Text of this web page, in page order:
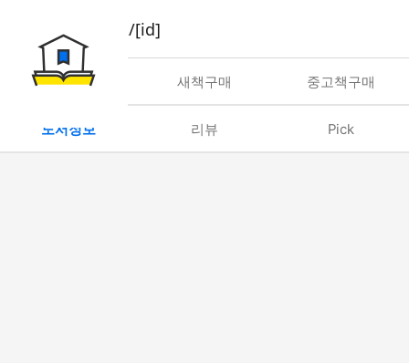
book/rent/[id]
대여 새책구매 중고책구매
도서정보 리뷰 Pick